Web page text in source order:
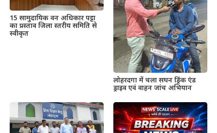
15 सामुदायिक वन अधिकार पट्टा
का प्रस्ताव जिला स्तरीय समिति से
स्वीकृत
लोहरदगा में चला सघन ड्रिंक एंड
ड्राइव एवं वाहन जांच अभियान